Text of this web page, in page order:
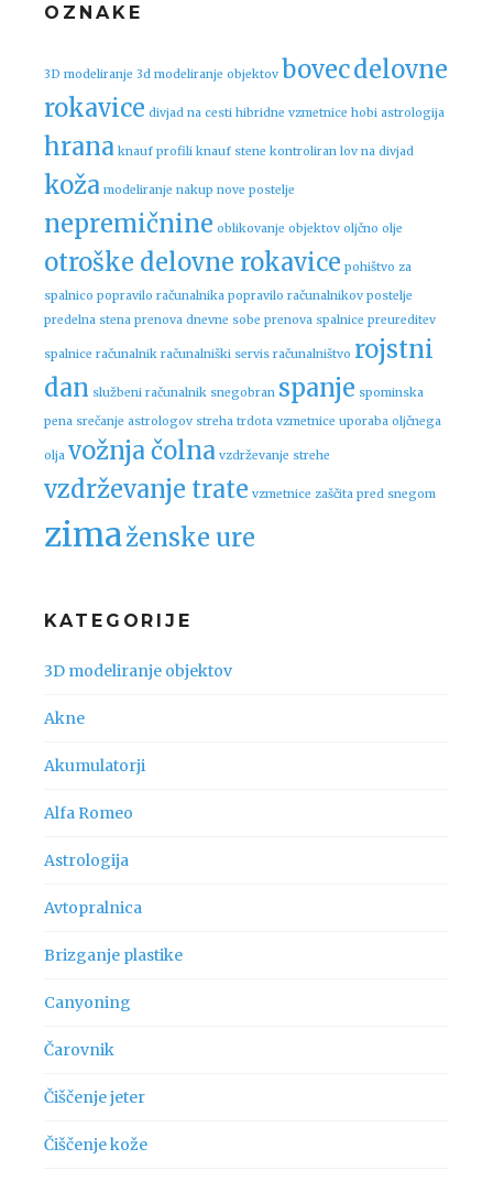
OZNAKE
3D modeliranje 3d modeliranje objektov bovecdelovne
rokavice divjad na cesti hibridne vzmetnice hobi astrologija
hrana knauf profili knauf stene kontroliran lov na divjad
koža modeliranje nakup nove postelje
nepremičnine oblikovanje objektov oljčno olje
otroške delovne rokavice pohištvo za
spalnico popravilo računalnika popravilo računalnikov postelje
predelna stena prenova dnevne sobe prenova spalnice preureditev
spalnice računalnik računalniški servis računalništvo rojstni
dan službeni računalnik snegobran spanje spominska
pena srečanje astrologov streha trdota vzmetnice uporaba oljčnega
olja vožnja čolna vzdrževanje strehe
vzdrževanje trate vzmetnice zaščita pred snegom
zimaženske ure
KATEGORIJE
3D modeliranje objektov
Akne
Akumulatorji
Alfa Romeo
Astrologija
Avtopralnica
Brizganje plastike
Canyoning
Čarovnik
Čiščenje jeter
Čiščenje kože